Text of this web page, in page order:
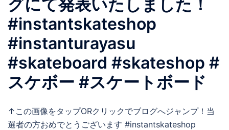
グにて発表いたしました！
#instantskateshop
#instanturayasu
#skateboard #skateshop #
スケボー #スケートボード
↑この画像をタップORクリックでブログへジャンプ！当
選者の方おめでとうございます #instantskateshop